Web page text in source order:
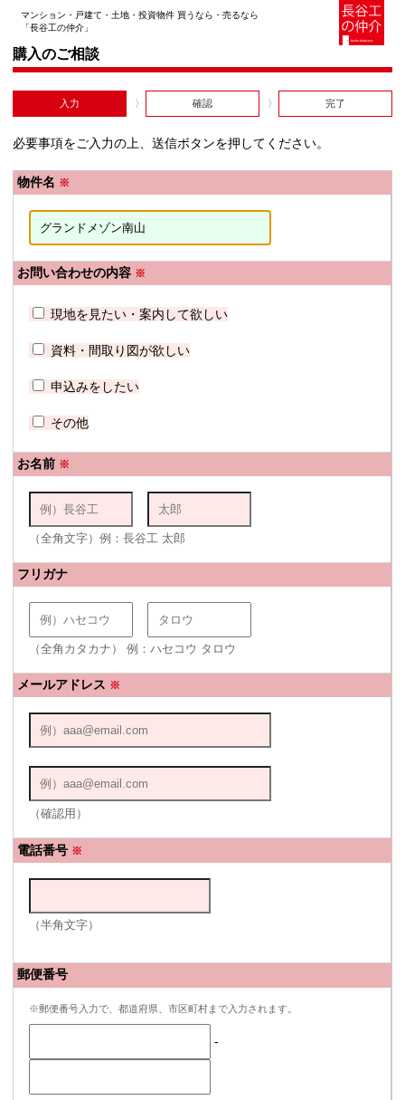
マンション・戸建て・土地・投資物件 買うなら・売るなら
「長谷工の仲介」
購入のご相談
入力 確認 完了
必要事項をご入力の上、送信ボタンを押してください。
物件名 ※
お問い合わせの内容 ※
現地を見たい・案内して欲しい
資料・間取り図が欲しい
申込みをしたい
その他
お名前 ※
（全角文字）例：長谷工 太郎
フリガナ
（全角カタカナ） 例：ハセコウ タロウ
メールアドレス ※
（確認用）
電話番号 ※
（半角文字）
郵便番号
※郵便番号入力で、都道府県、市区町村まで入力されます。
-